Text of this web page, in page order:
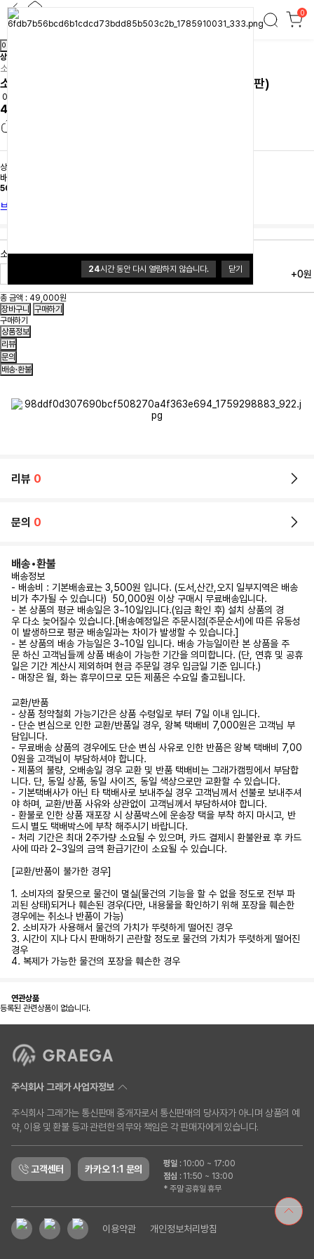
24시간 동안 다시 열람하지 않습니다. 닫기
소토 ST-487LU 슬라이드 가스토치 루미너스 (한정판) 0
이전
상품간략정보 및 구매기능
소토
소토 ST-487LU 슬라이드 가스토치 루미너스 (한정판)
0.0 (0개)
49,000원
상품 선택옵션 0 개, 추가옵션 0 개
배송
50,000원이상 무료배송
브랜드 홈
소토 ST-487LU 슬라이드 가스토치 루미너스 (한정판)
+0원
총 금액 : 49,000원
구매하기
상품정보
리뷰
문의
배송·환불
리뷰 0
문의 0
배송•환불
배송정보
- 배송비 : 기본배송료는 3,500원 입니다. (도서,산간,오지 일부지역은 배송
비가 추가될 수 있습니다) 50,000원 이상 구매시 무료배송입니다.
- 본 상품의 평균 배송일은 3~10일입니다.(입금 확인 후) 설치 상품의 경
우 다소 늦어질수 있습니다.[배송예정일은 주문시점(주문순서)에 따른 유동성
이 발생하므로 평균 배송일과는 차이가 발생할 수 있습니다.]
- 본 상품의 배송 가능일은 3~10일 입니다. 배송 가능일이란 본 상품을 주
문 하신 고객님들께 상품 배송이 가능한 기간을 의미합니다. (단, 연휴 및 공휴
일은 기간 계산시 제외하며 현금 주문일 경우 입금일 기준 입니다.)
- 매장은 월, 화는 휴무이므로 모든 제품은 수요일 출고됩니다.
교환/반품
- 상품 청약철회 가능기간은 상품 수령일로 부터 7일 이내 입니다.
- 단순 변심으로 인한 교환/반품일 경우, 왕복 택배비 7,000원은 고객님 부
담입니다.
- 무료배송 상품의 경우에도 단순 변심 사유로 인한 반품은 왕복 택배비 7,00
0원을 고객님이 부담하셔야 합니다.
- 제품의 불량, 오배송일 경우 교환 및 반품 택배비는 그래가캠핑에서 부담합
니다. 단, 동일 상품, 동일 사이즈, 동일 색상으로만 교환할 수 있습니다.
- 기본택배사가 아닌 타 택배사로 보내주실 경우 고객님께서 선불로 보내주셔
야 하며, 교환/반품 사유와 상관없이 고객님께서 부담하셔야 합니다.
- 환불로 인한 상품 재포장 시 상품박스에 운송장 택을 부착 하지 마시고, 반
드시 별도 택배박스에 부착 해주시기 바랍니다.
- 처리 기간은 최대 2주가량 소요될 수 있으며, 카드 결제시 환불완료 후 카드
사에 따라 2~3일의 금액 환급기간이 소요될 수 있습니다.
[교환/반품이 불가한 경우]
1. 소비자의 잘못으로 물건이 멸실(물건의 기능을 할 수 없을 정도로 전부 파
괴된 상태)되거나 훼손된 경우(다만, 내용물을 확인하기 위해 포장을 훼손한
경우에는 취소나 반품이 가능)
2. 소비자가 사용해서 물건의 가치가 뚜렷하게 떨어진 경우
3. 시간이 지나 다시 판매하기 곤란할 정도로 물건의 가치가 뚜렷하게 떨어진
경우
4. 복제가 가능한 물건의 포장을 훼손한 경우
연관상품
등록된 관련상품이 없습니다.
주식회사 그래가 사업자정보
주식회사 그래가는 통신판매 중개자로서 통신판매의 당사자가 아니며 상품의 예
약, 이용 및 환불 등과 관련한 의무와 책임은 각 판매자에게 있습니다.
고객센터 카카오 1:1 문의 평일: 10:00 ~ 17:00
점심 : 11:50 ~ 13:00
* 주말 공휴일 휴무
이용약관 개인정보처리방침